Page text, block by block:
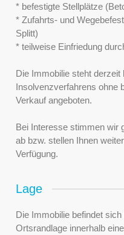
* befestigte Stellplätze
* Zufahrts- und
Splitt)
* teilweise Einfriedung
Die Immobilie steht
Insolvenzverfahrens ohne
Verkauf angeboten.
Bei Interesse stimmen wir
ab bzw. stellen Ihnen
Verfügung.
Lage
Die Immobilie befindet
Ortsrandlage innerhalb